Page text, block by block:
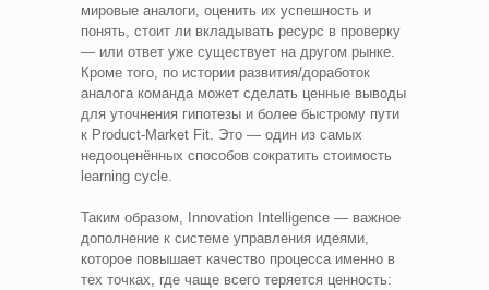
мировые аналоги, оценить их успешность и
понять, стоит ли вкладывать ресурс в проверку
— или ответ уже существует на другом рынке.
Кроме того, по истории развития/доработок
аналога команда может сделать ценные выводы
для уточнения гипотезы и более быстрому пути
к Product‑Market Fit. Это — один из самых
недооценённых способов сократить стоимость
learning cycle.
Таким образом, Innovation Intelligence — важное
дополнение к системе управления идеями,
которое повышает качество процесса именно в
тех точках, где чаще всего теряется ценность: